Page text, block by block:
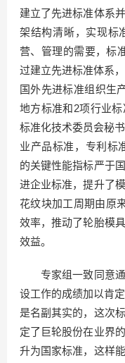
建立了先进标准体系
架结构清晰，实现标
营、管理的需要，标
过建立先进标准体系
国外先进标准组织生
地方标准和2项行业
标准化技术委员会秘
业产品标准，专利标
的关键性能指标严于
进企业标准，提升了
花纹块加工周期由原
效率，推动了轮胎模
效益。
专家组一致同意通
设工作的成绩加以肯
是名副其实的，这次
定了巨轮股份在业界
升为国家标准，这样